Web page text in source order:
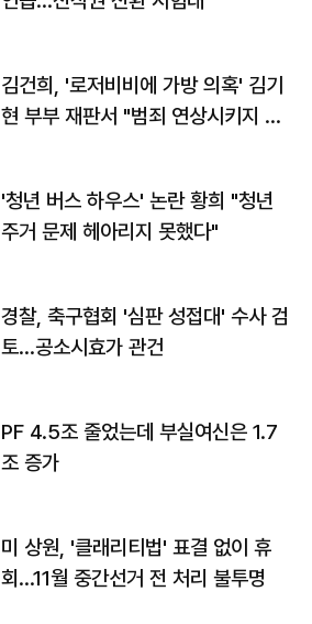
김건희, '로저비비에 가방 의혹' 김기
현 부부 재판서 "범죄 연상시키지 말
'청년 버스 하우스' 논란 황희 "청년
주거 문제 헤아리지 못했다"
경찰, 축구협회 '심판 성접대' 수사 검
토…공소시효가 관건
PF 4.5조 줄었는데 부실여신은 1.7
조 증가
미 상원, '클래리티법' 표결 없이 휴
회…11월 중간선거 전 처리 불투명